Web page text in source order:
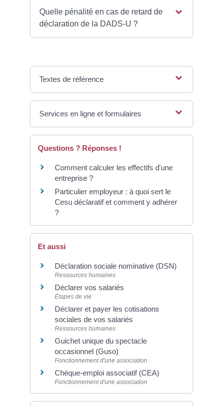
Quelle pénalité en cas de retard de
déclaration de la DADS-U ?
Textes de référence
Services en ligne et formulaires
Questions ? Réponses !
Comment calculer les effectifs d'une
entreprise ?
Particulier employeur : à quoi sert le
Cesu déclaratif et comment y adhérer
?
Et aussi
Déclaration sociale nominative (DSN)
Ressources humaines
Déclarer vos salariés
Étapes de vie
Déclarer et payer les cotisations
sociales de vos salariés
Ressources humaines
Guichet unique du spectacle
occasionnel (Guso)
Fonctionnement d'une association
Chèque-emploi associatif (CEA)
Fonctionnement d'une association